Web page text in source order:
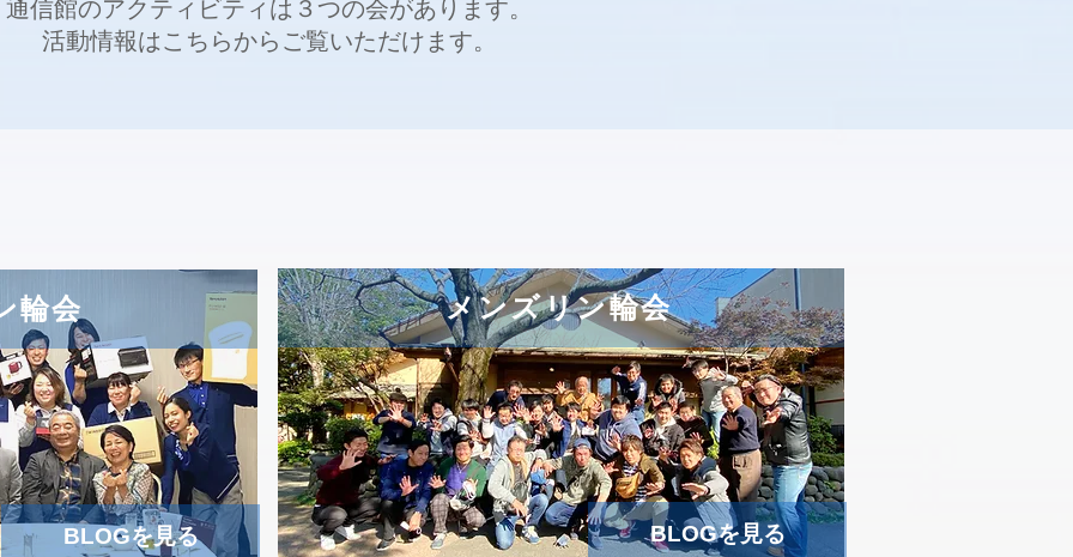
​通信館のアクティビティは３つの会があります。
活動情報はこちらからご覧いただけます。
輪会
BLOGを見る
メンズリン輪会
BLOGを見る